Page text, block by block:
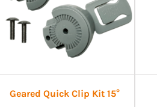
Geared Quick Clip Kit 15°